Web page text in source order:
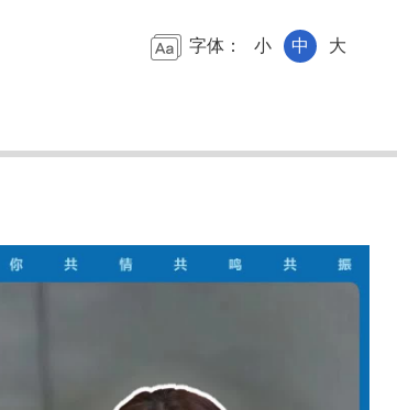
字体： 小 中 大